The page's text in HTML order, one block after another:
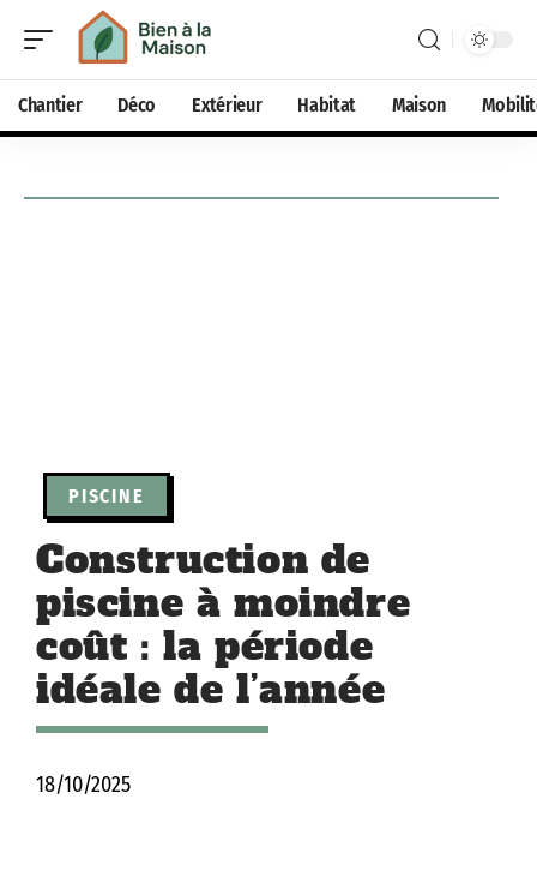
Chantier Déco Extérieur Habitat Maison
PISCINE
Construction de
piscine à moindre
coût : la période
idéale de l’année
18/10/2025